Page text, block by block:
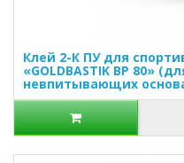
Клей 2-К ПУ для
«GOLDBASTIK BP 80»
невпитывающих